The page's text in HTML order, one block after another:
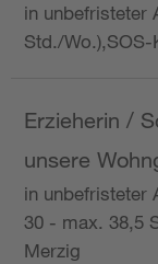
in unbefristeter
Std./
Erzieherin /
unsere
in unbefristeter
30 - max. 38,5
Merzig